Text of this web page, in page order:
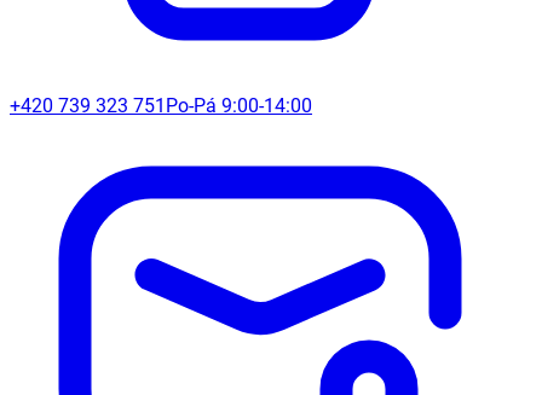
+420 739 323 751 Po-Pá 9:00-14:00